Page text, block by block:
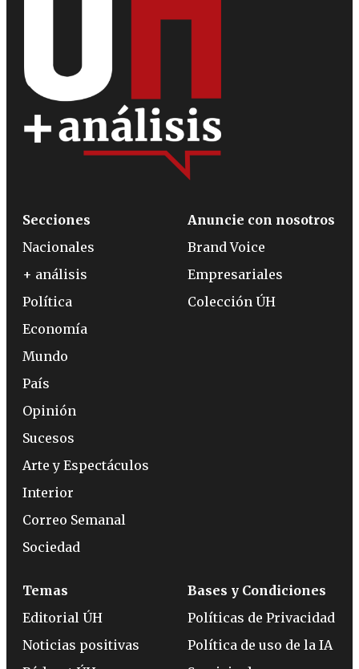
Secciones
Nacionales
+ análisis
Política
Economía
Mundo
País
Opinión
Sucesos
Arte y Espectáculos
Interior
Correo Semanal
Sociedad
Anuncie con nosotros
Brand Voice
Empresariales
Colección ÚH
Temas
Editorial ÚH
Noticias positivas
Bases y Condiciones
Políticas de Privacidad
Política de uso de la IA